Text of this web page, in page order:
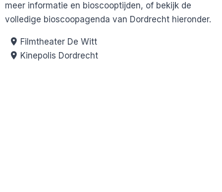
meer informatie en bioscooptijden, of bekijk de
volledige bioscoopagenda van Dordrecht hieronder.
Filmtheater De Witt
Kinepolis Dordrecht